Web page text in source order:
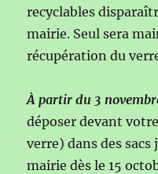
recyclables
mairie. Seul sera
récupération du
À partir du 3
déposer devant
verre) dans des sacs
mairie dès le 15